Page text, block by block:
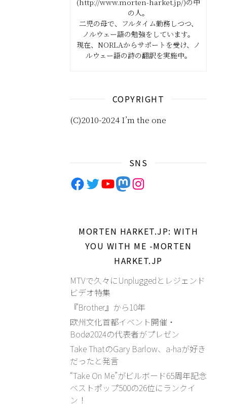
の人。
二児の母で、フルタイム勤務しつつ、
ノルウェー語の勉強をしています。
現在、NORLAからサポートを受け、ノ
ルウェー語の詩の翻訳を実施中。
COPYRIGHT
(C)2010-2024 I’m the one
SNS
Facebook
Twitter
YouTube
Mastodon
Instagram
MORTEN HARKET.JP: WITH
YOU WITH ME -MORTEN
HARKET.JP
MTVで久々にUnpluggedとレジェンド
ビデオ特集
『Brother』から10年
欧州文化首都イベント開催・
Bodø2024の代表者がプレゼン
Take ThatのGary Barlow、a-haが好き
だったと発言
“Take On Me”がビルボード65周年記念
ベストポップ500の26位にランクイ
ン！